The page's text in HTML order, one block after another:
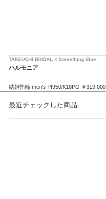
TAKEUCHI BRIDAL × Something Blue
ハルモニア
結婚指輪 men's Pt950/K18PG ￥319,000
最近チェックした商品